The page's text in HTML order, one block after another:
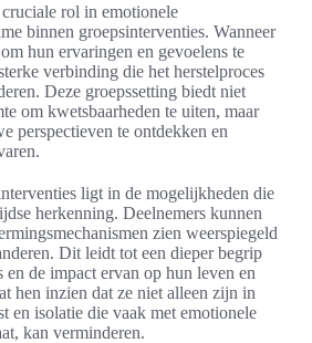
rol in emotionele
binnen groepsinterventies. Wanneer
hun ervaringen en gevoelens te
verbinding die het herstelproces
Deze groepssetting biedt niet
om kwetsbaarheden te uiten, maar
perspectieven te ontdekken en
ligt in de mogelijkheden die
herkenning. Deelnemers kunnen
zien weerspiegeld
Dit leidt tot een dieper begrip
en de impact ervan op hun leven en
hen inzien dat ze niet alleen zijn in
en isolatie die vaak met emotionele
kan verminderen.